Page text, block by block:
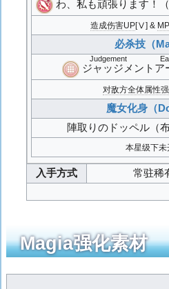
わ、私も頑張ります！
造成伤害UP[Ⅴ] &
必杀技（
ジャッジメントア
Judgement
对敌方全体属性
魔女化身（
陣取りのドッペル（
本星级下未
入手方式 常驻稀
Magia强化素材